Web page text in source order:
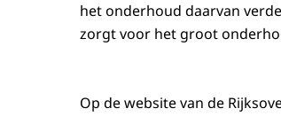
het onderhoud daarvan
zorgt voor het groot
Op de website van de